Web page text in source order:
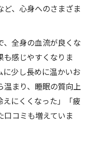
め方とは
を実感する方法
入れるポイント
いシャワー活用術
らずの毎日へ
される理由
ど、心身へのさまざま
、全身の血流が良くな
も感じやすくなりま
少し長めに温かいお
温まり、睡眠の質向上
えにくくなった」「疲
口コミも増えていま